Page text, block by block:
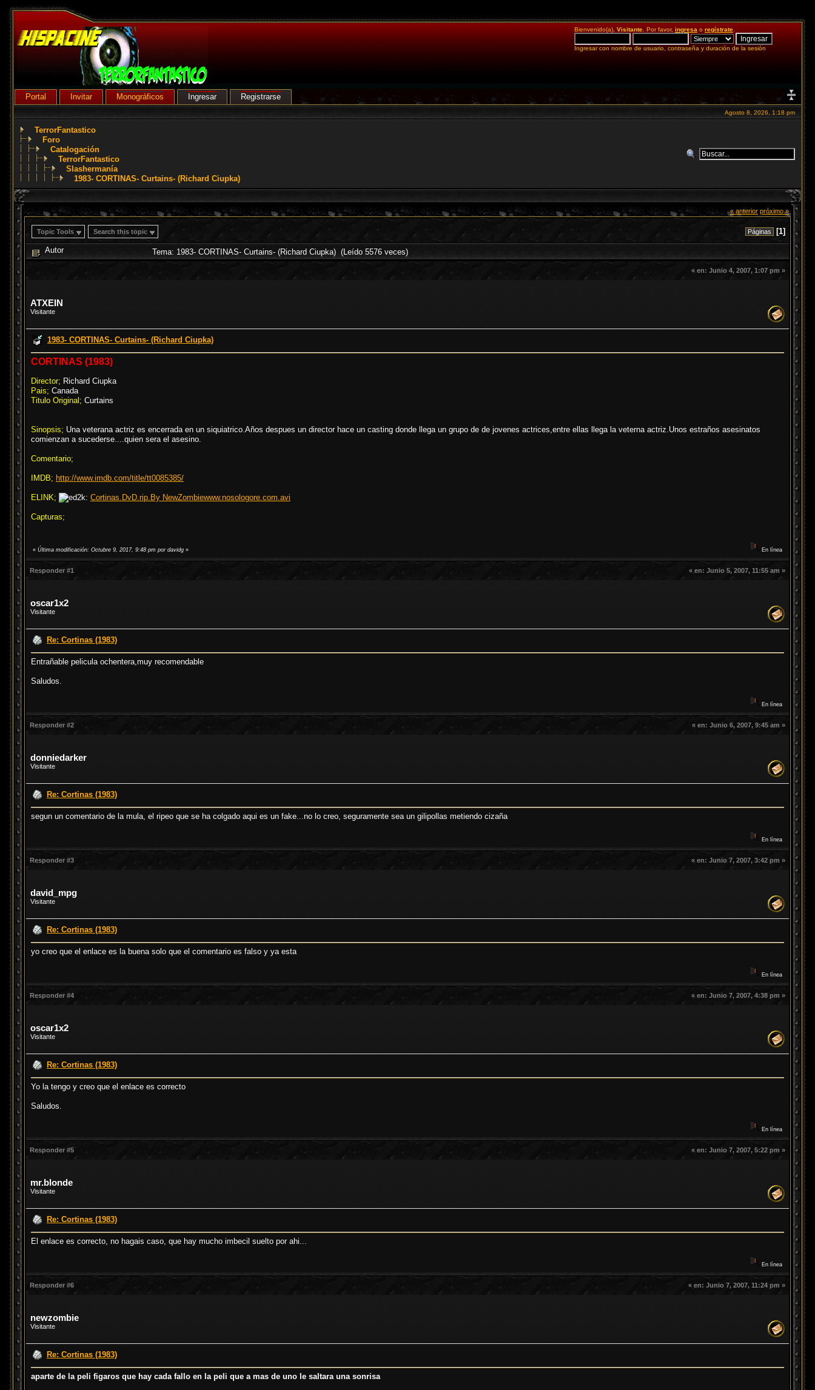
Bienvenido(a), Visitante . Por favor, ingresa o regístrate
Ingresar con nombre de usuario, contraseña y duración de la sesión
Portal Invitar Monográficos Ingresar Registrarse
Agosto 8, 2026, 1:18 pm
TerrorFantastico
Foro
Catalogación
TerrorFantastico
Slashermanía
1983- CORTINAS- Curtains- (Richard Ciupka)
« anterior próximo »
Topic Tools Search this topic Páginas [1]
Autor Tema: 1983- CORTINAS- Curtains- (Richard Ciupka) (Leído 5576 veces)
« en: Junio 4, 2007, 1:07 pm »
ATXEIN
Visitante
1983- CORTINAS- Curtains- (Richard Ciupka)
CORTINAS (1983)
Director; Richard Ciupka
Pais; Canada
Titulo Original; Curtains
Sinopsis; Una veterana actriz es encerrada en un siquiatrico.Años despues un director hace un casting donde llega un grupo de de jovenes actrices,entre ellas llega la veterna actriz.Unos estraños asesinatos
comienzan a sucederse....quien sera el asesino.
Comentario;
IMDB; http://www.imdb.com/title/tt0085385/
ELINK; Cortinas.DvD.rip.By NewZombiewww.nosologore.com.avi
Capturas;
« Última modificación: Octubre 9, 2017, 9:48 pm por davidg » En línea
Responder #1 « en: Junio 5, 2007, 11:55 am »
oscar1x2
Visitante
Re: Cortinas (1983)
Entrañable pelicula ochentera,muy recomendable
Saludos.
En línea
Responder #2 « en: Junio 6, 2007, 9:45 am »
donniedarker
Visitante
Re: Cortinas (1983)
segun un comentario de la mula, el ripeo que se ha colgado aqui es un fake...no lo creo, seguramente sea un gilipollas metiendo cizaña
En línea
Responder #3 « en: Junio 7, 2007, 3:42 pm »
david_mpg
Visitante
Re: Cortinas (1983)
yo creo que el enlace es la buena solo que el comentario es falso y ya esta
En línea
Responder #4 « en: Junio 7, 2007, 4:38 pm »
oscar1x2
Visitante
Re: Cortinas (1983)
Yo la tengo y creo que el enlace es correcto
Saludos.
En línea
Responder #5 « en: Junio 7, 2007, 5:22 pm »
mr.blonde
Visitante
Re: Cortinas (1983)
El enlace es correcto, no hagais caso, que hay mucho imbecil suelto por ahi...
En línea
Responder #6 « en: Junio 7, 2007, 11:24 pm »
newzombie
Visitante
Re: Cortinas (1983)
aparte de la peli figaros que hay cada fallo en la peli que a mas de uno le saltara una sonrisa